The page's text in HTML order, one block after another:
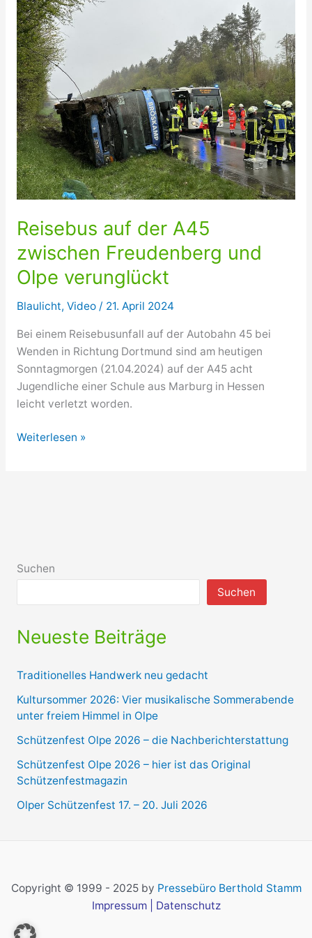
Reisebus auf der A45
zwischen Freudenberg und
Olpe verunglückt
Blaulicht, Video/ 21. April 2024
Bei einem Reisebusunfall auf der Autobahn 45 bei
Wenden in Richtung Dortmund sind am heutigen
Sonntagmorgen (21.04.2024) auf der A45 acht
Jugendliche einer Schule aus Marburg in Hessen
leicht verletzt worden.
Reisebus
verunglückt
Weiterlesen »
Suchen
Suchen
Neueste Beiträge
Traditionelles Handwerk neu gedacht
Kultursommer 2026: Vier musikalische Sommerabende
unter freiem Himmel in Olpe
Schützenfest Olpe 2026 – die Nachberichterstattung
Schützenfest Olpe 2026 – hier ist das Original
Schützenfestmagazin
Olper Schützenfest 17. – 20. Juli 2026
Copyright © 1999 - 2025 by Pressebüro Berthold Stamm
Impressum| Datenschutz